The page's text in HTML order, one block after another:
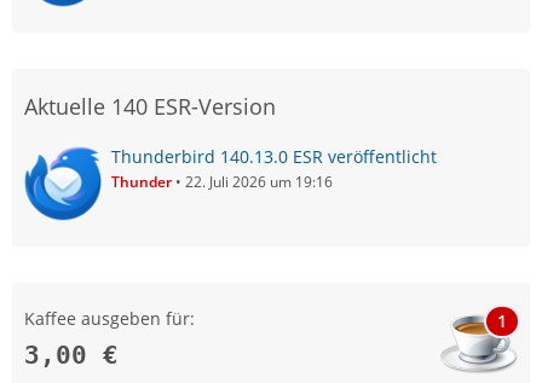
Aktuelle 140 ESR-Version
Thunderbird 140.13.0 ESR veröffentlicht
Thunder 22. Juli 2026 um 19:16
Kaffee ausgeben für:
3,00 €
1